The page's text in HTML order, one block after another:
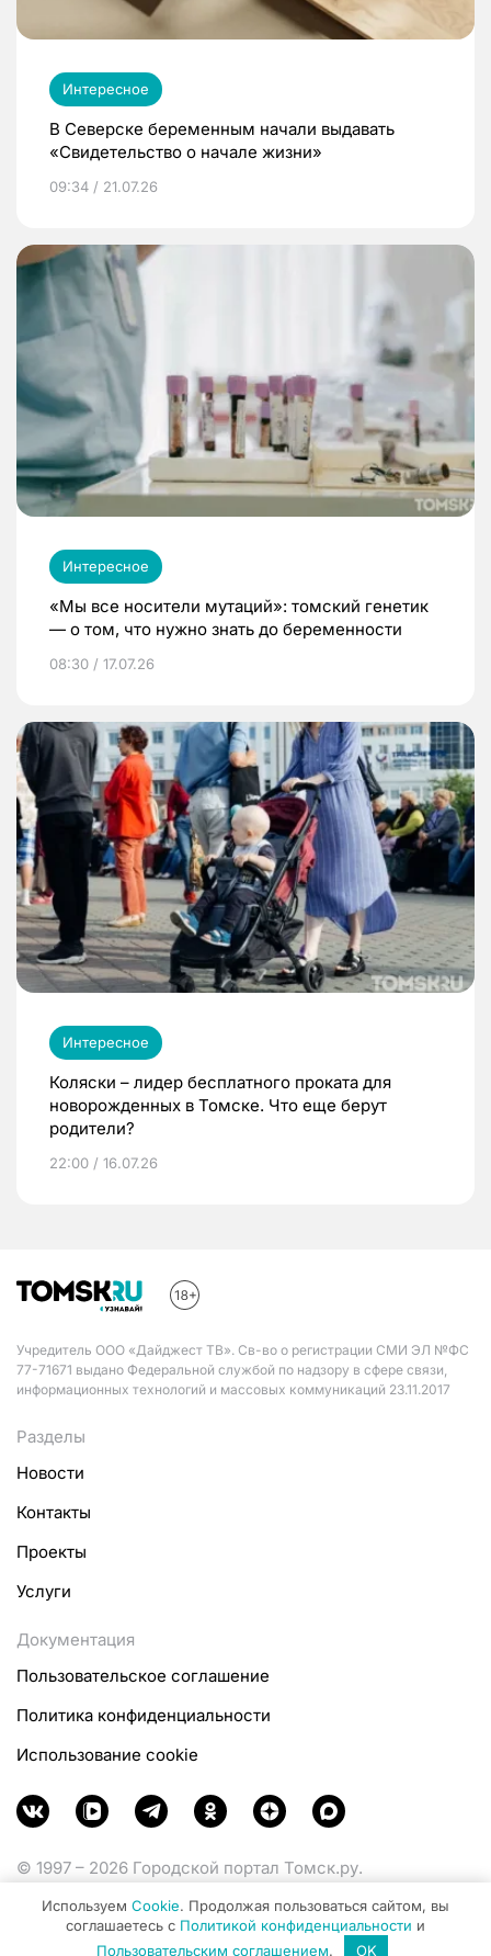
Интересное
В Северске беременным начали выдавать
«Свидетельство о начале жизни»
09:34 / 21.07.26
Интересное
«Мы все носители мутаций»: томский генетик
— о том, что нужно знать до беременности
08:30 / 17.07.26
Интересное
Коляски – лидер бесплатного проката для
новорожденных в Томске. Что еще берут
родители?
22:00 / 16.07.26
Учредитель ООО «Дайджест ТВ». Св-во о регистрации СМИ ЭЛ №ФС
77-71671 выдано Федеральной службой по надзору в сфере связи,
информационных технологий и массовых коммуникаций 23.11.2017
Разделы
Новости
Контакты
Проекты
Услуги
Документация
Пользовательское соглашение
Политика конфиденциальности
Использование cookie
© 1997 – 2026 Городской портал Томск.ру.
Министерства цифрового развития, связи и массовых
коммуникаций Российской Федерации.
Используем Cookie. Продолжая пользоваться сайтом, вы
соглашаетесь с Политикой конфиденциальности и
Пользовательским соглашением. OK